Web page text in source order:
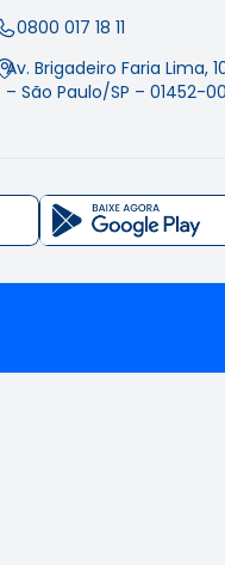
0800 017 18 11
Av. Brigadeiro Faria Lima,
– São Paulo/SP – 01452-